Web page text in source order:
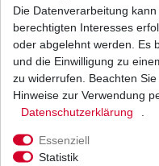
GM51
UVP
1 Stück
inkl.
Die Datenverarbeitung
berechtigten Interesses
oder abgelehnt werden. Es
und die Einwilligung zu
zu widerrufen. Beachten
Hinweise zur Verwendung
Daten­schutz­erklärung
Essenziell
Statistik